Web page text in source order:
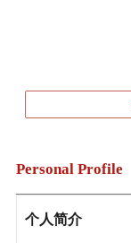
Personal Profile
个人简介